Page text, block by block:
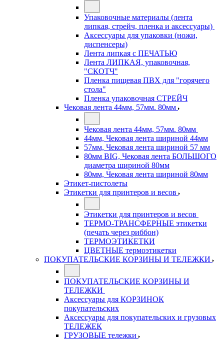
Упаковочные материалы (лента
липкая, стрейч, пленка и аксессуары)
Аксессуары для упаковки (ножи,
диспенсеры)
Лента липкая с ПЕЧАТЬЮ
Лента ЛИПКАЯ, упаковочная,
"СКОТЧ"
Пленка пищевая ПВХ для "горячего
стола"
Пленка упаковочная СТРЕЙЧ
Чековая лента 44мм, 57мм. 80мм
Чековая лента 44мм, 57мм. 80мм
44мм, Чековая лента шириной 44мм
57мм, Чековая лента шириной 57 мм
80мм BIG, Чековая лента БОЛЬШОГО
диаметра шириной 80мм
80мм, Чековая лента шириной 80мм
Этикет-пистолеты
Этикетки для принтеров и весов
Этикетки для принтеров и весов
ТЕРМО-ТРАНСФЕРНЫЕ этикетки
(печать через риббон)
ТЕРМОЭТИКЕТКИ
ЦВЕТНЫЕ термоэтикетки
ПОКУПАТЕЛЬСКИЕ КОРЗИНЫ И ТЕЛЕЖКИ
ПОКУПАТЕЛЬСКИЕ КОРЗИНЫ И
ТЕЛЕЖКИ
Аксессуары для КОРЗИНОК
покупательских
Аксессуары для покупательских и грузовых
ТЕЛЕЖЕК
ГРУЗОВЫЕ тележки